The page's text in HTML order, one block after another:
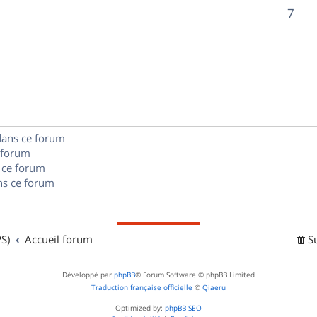
s
o
e
7R
ce forum
forum
ce forum
Accueil forum
Développé par phpBB® Forum Software © phpBB Limited
Traduction française officielle © Qiaeru
Optimized by: phpBB SEO